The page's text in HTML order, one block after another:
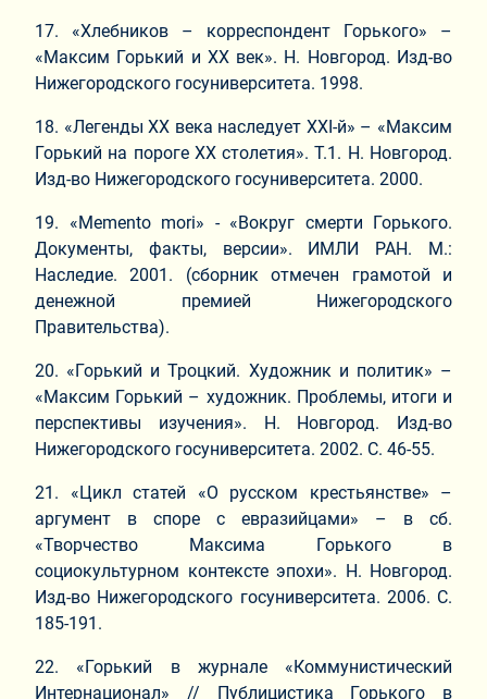
17. «Хлебников – корреспондент Горького» –
«Максим Горький и ХХ век». Н. Новгород. Изд-во
Нижегородского госуниверситета. 1998.
18. «Легенды ХХ века наследует ХХI-й» – «Максим
Горький на пороге ХХ столетия». Т.1. Н. Новгород.
Изд-во Нижегородского госуниверситета. 2000.
19. «Memento mori» - «Вокруг смерти Горького.
Документы, факты, версии». ИМЛИ РАН. М.:
Наследие. 2001. (сборник отмечен грамотой и
денежной премией Нижегородского
Правительства).
20. «Горький и Троцкий. Художник и политик» –
«Максим Горький – художник. Проблемы, итоги и
перспективы изучения». Н. Новгород. Изд-во
Нижегородского госуниверситета. 2002. С. 46-55.
21. «Цикл статей «О русском крестьянстве» –
аргумент в споре с евразийцами» – в сб.
«Творчество Максима Горького в
социокультурном контексте эпохи». Н. Новгород.
Изд-во Нижегородского госуниверситета. 2006. С.
185-191.
22. «Горький в журнале «Коммунистический
Интернационал» // Публицистика Горького в